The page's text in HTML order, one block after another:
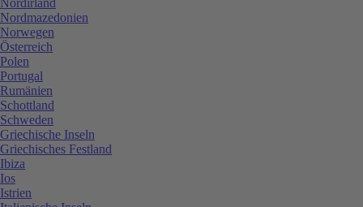
Nordmazedonien
Norwegen
Österreich
Polen
Portugal
Rumänien
Schottland
Schweden
Griechische Inseln
Griechisches Festland
Ibiza
Ios
Istrien